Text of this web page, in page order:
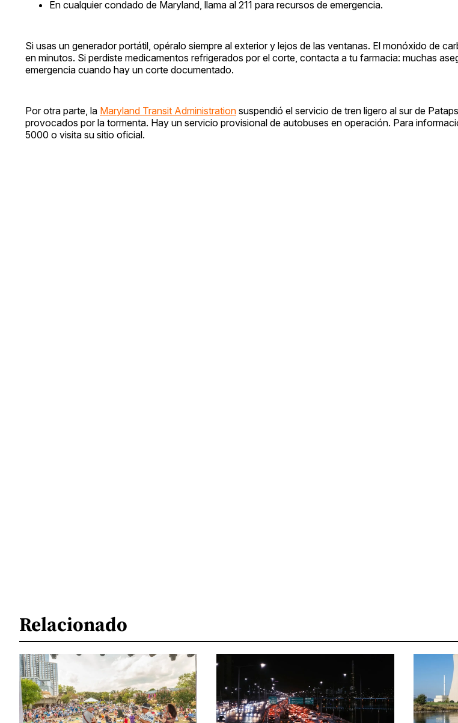
En cualquier condado de Maryland, llama al 211 para recursos de emergencia.
Si usas un generador portátil, opéralo siempre al exterior y lejos de las ventanas. El monóxido de
en minutos. Si perdiste medicamentos refrigerados por el corte, contacta a tu farmacia: muchas
emergencia cuando hay un corte documentado.
Por otra parte, la Maryland Transit Administration suspendió el servicio de tren ligero al sur de
provocados por la tormenta. Hay un servicio provisional de autobuses en operación. Para
5000 o visita su sitio oficial.
Relacionado